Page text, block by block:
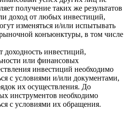
получение таких же результатов
доход от любых инвестиций,
изменяться и/или испытывать
конъюнктуры, в том числе
доходность инвестиций,
или финансовых
инвестиций необходимо
с условиями и/или документами,
их осуществления. До
инструментов необходимо
с условиями их обращения.